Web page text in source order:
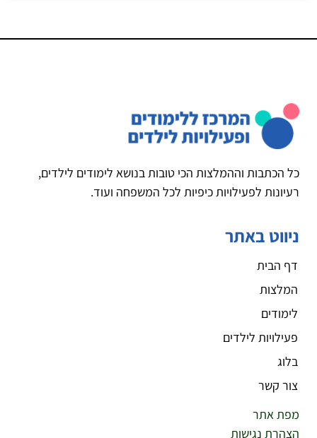
כל הכתבות וההמלצות הכי טובות בנושא לימודים לילדים,
רעיונות לפעילויות כיפיות לכל המשפחה ועוד.
ניווט באתר
דף הבית
המלצות
לימודים
פעילויות לילדים
בלוג
צור קשר
מפת אתר
הצהרת נגישות